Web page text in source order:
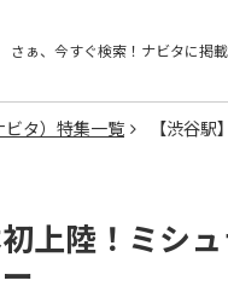
さぁ、今すぐ検索！ ナビタに掲
タ）特集一覧 【渋谷
初上陸！ミシ